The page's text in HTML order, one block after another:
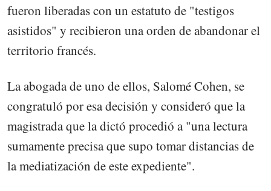
fueron liberadas con un estatuto de "testigos
asistidos" y recibieron una orden de abandonar el
territorio francés.
La abogada de uno de ellos, Salomé Cohen, se
congratuló por esa decisión y consideró que la
magistrada que la dictó procedió a "una lectura
sumamente precisa que supo tomar distancias de
la mediatización de este expediente".